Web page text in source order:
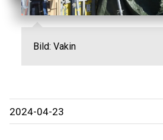
Bild: Vakin
2024-04-23